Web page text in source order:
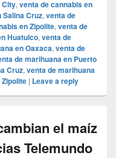
City, venta de cannabis en
Salina Cruz, venta de
en Zipolite, venta de
Huatulco, venta de
en Oaxaca, venta de
de marihuana en Puerto
Cruz, venta de marihuana
| Leave a reply
el maíz
Telemundo